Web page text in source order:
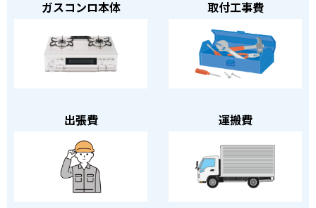
ガスコンロ本体 取付工事費
出張費 運搬費